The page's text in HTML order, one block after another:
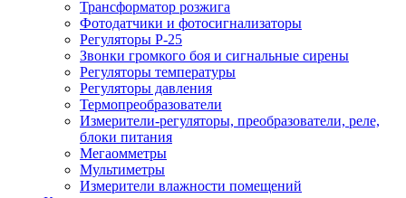
Трансформатор розжига
Фотодатчики и фотосигнализаторы
Регуляторы Р-25
Звонки громкого боя и сигнальные сирены
Регуляторы температуры
Регуляторы давления
Термопреобразователи
Измерители-регуляторы, преобразователи, реле,
блоки питания
Мегаомметры
Мультиметры
Измерители влажности помещений